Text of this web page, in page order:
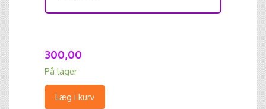
300,00
På lager
Læg i kurv